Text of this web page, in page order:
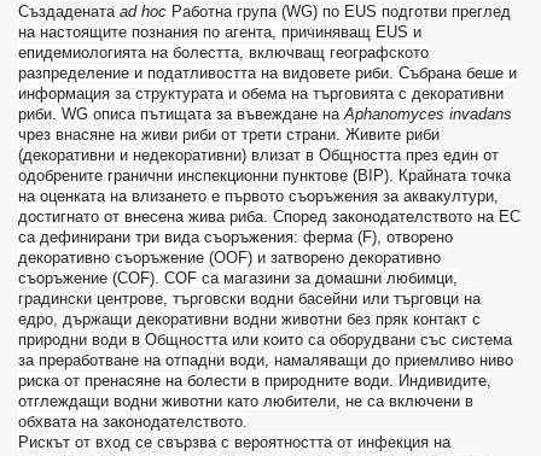
Създадената ad hoc Работна група (WG) по EUS подготви преглед
на настоящите познания по агента, причиняващ EUS и
епидемиологията на болестта включващ географското
разпределение и податливостта на видовете риби Събрана беше и
информация за структурата и обема на търговията с декоративни
риби . WG описа пътищата за въвеждане на Aphanomyces invadans
чрез внасяне на живи риби от трети страни Живите риби
(декоративни и недекоративни) влизат в Общността през един от
одобрените гранични инспекционни пунктове (BIP).
Крайната точка
на оценката на влизането е първото съоръжения за аквакултури,
достигнато от внесена жива риба Според законодателството на ЕС
са дефинирани три вида съоръжения: ферма (F), отворено
декоративно съоръжение (OOF) и затворено декоративно
съоръжение (COF). COF са магазини за домашни любимци,
градински центрове, търговски водни басейни или търговци на
едро, държащи декоративни водни животни без пряк контакт с
природни води в Общността или които са оборудвани със система
за преработване на отпадни води, намаляващи до приемливо ниво
риска от пренасяне на болести в природните води
Индивидите,
отглеждащи водни животни като любители, не са включени в
обхвата на законодателството
Рискът от вход се свързва с вероятността от инфекция на